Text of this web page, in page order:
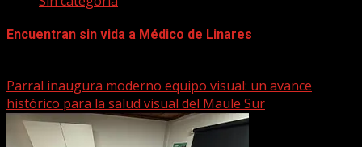
Encuentran sin vida a Médico de Linares
Parral inaugura moderno equipo visual: un avance
histórico para la salud visual del Maule Sur